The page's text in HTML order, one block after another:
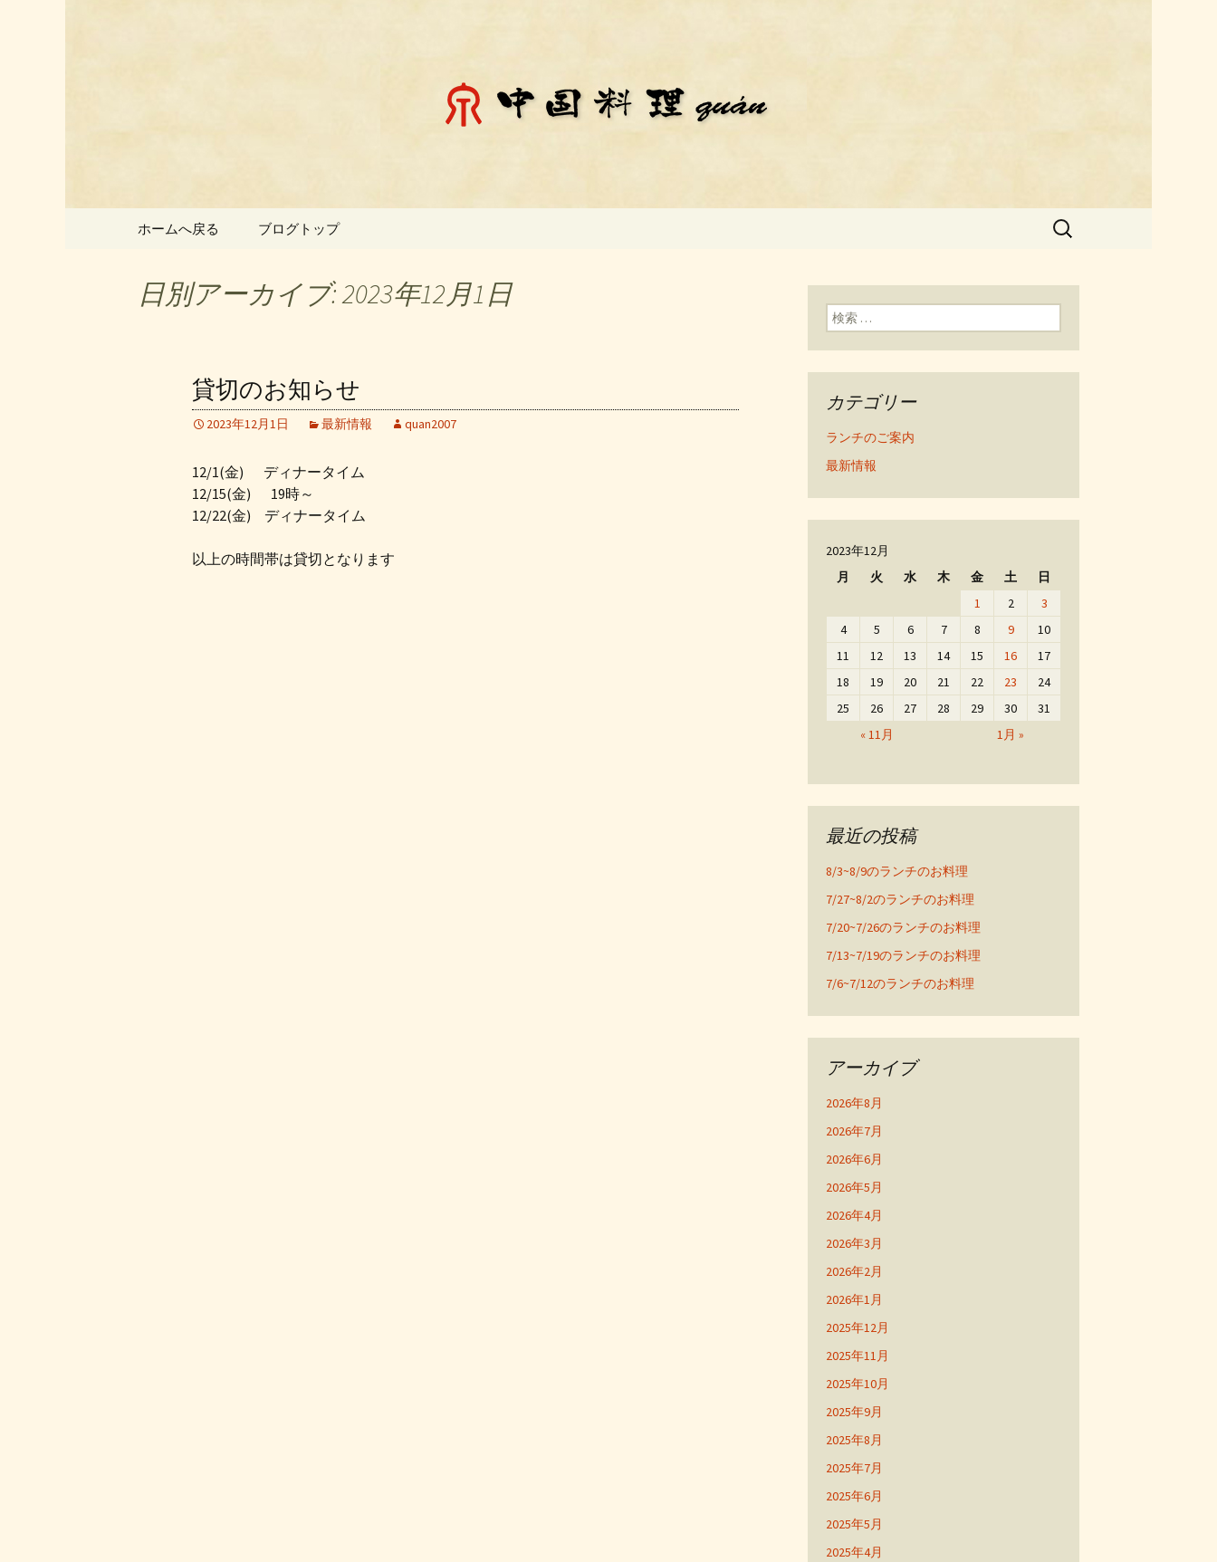
静岡県御殿場市にある中国料理「チェ
ン」のお知らせ
コンテンツへ移動
ホームへ戻る ブログトップ
検
日別アーカイブ: 2023年12月1日
貸切のお知らせ
2023年12月1日 最新情報 quan2007
12/1(金) ディナータイム
12/15(金) 19時～
12/22(金) ディナータイム
以上の時間帯は貸切となります
検索:
カテゴリー
ランチのご案内
最新情報
2023年12月
月
火 水 木 金 土 日
« 11月 1月 »
1 2
3
4
5 6 7 8 9
10
11
12 13 14 15 16
17
18
19 20 21 22 23
24
25
26 27 28 29 30 31
最近の投稿
8/3~8/9のランチのお料理
7/27~8/2のランチのお料理
7/20~7/26のランチのお料理
7/13~7/19のランチのお料理
7/6~7/12のランチのお料理
アーカイブ
2026年8月
2026年7月
2026年6月
2026年5月
2026年4月
2026年3月
2026年2月
2026年1月
2025年12月
2025年11月
2025年10月
2025年9月
2025年8月
2025年7月
2025年6月
2025年5月
2025年4月